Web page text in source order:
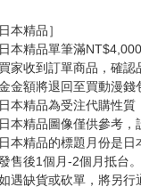
同月份商品可一起結帳
購商品皆無現貨，商品
品如有缺件、瑕疵，請
籍拆封無法更換及退貨(
有問題請不要拆封，請
期未取且訂單取消後三
籍贈品&上市日、依出
會上市前更改贈品內容
路購物取貨後開箱時建